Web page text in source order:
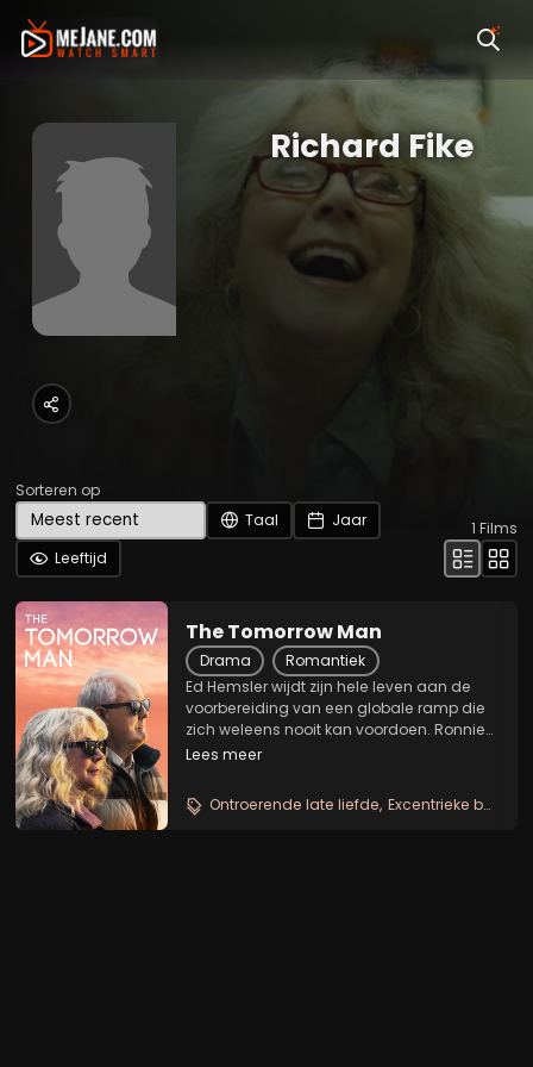
Richard Fike
Sorteren op
Taal
Jaar
Leeftijd
1 Films
The Tomorrow Man
Drama
Romantiek
Ed Hemsler wijdt zijn hele leven aan de
voorbereiding van een globale ramp die
zich weleens nooit kan voordoen. Ronnie
Meisner brengt dan weer haar tijd door
misschien nooit hoeft te gebruiken. De
twee kruisen...
Lees meer
Ontroerende late liefde Excentrieke buitenbeentjes